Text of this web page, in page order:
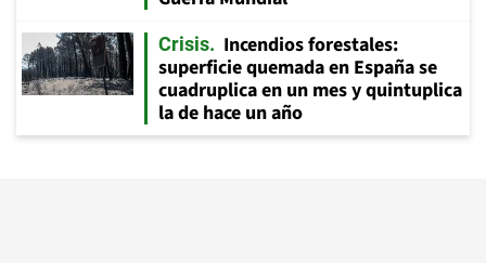
Crisis
Incendios forestales:
superficie quemada en España se
cuadruplica en un mes y quintuplica
la de hace un año